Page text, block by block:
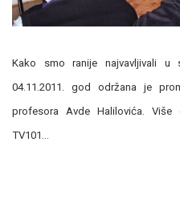
Kako smo ranije najvavljivali
04.11.2011. god održana je
profesora Avde Halilovića.
TV101…